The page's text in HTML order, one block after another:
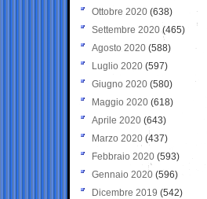
Ottobre 2020 (638)
Settembre 2020(465)
Agosto 2020 (588)
Luglio 2020 (597)
Giugno 2020 (580)
Maggio 2020 (618)
Aprile 2020 (643)
Marzo 2020 (437)
Febbraio 2020 (593)
Gennaio 2020 (596)
Dicembre 2019 (542)